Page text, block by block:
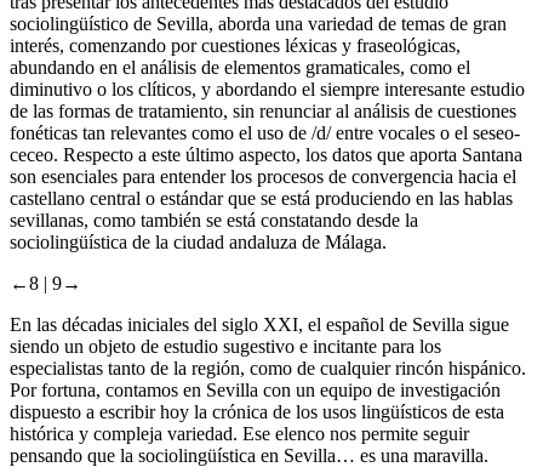
sociolingüístico de Sevilla, aborda una variedad de temas de gran
interés, comenzando por cuestiones léxicas y fraseológicas,
abundando en el análisis de elementos gramaticales, como el
diminutivo o los clíticos, y abordando el siempre interesante estudio
de las formas de tratamiento, sin renunciar al análisis de cuestiones
fonéticas tan relevantes como el uso de /d/ entre vocales o el seseo-
ceceo. Respecto a este último aspecto, los datos que aporta Santana
son esenciales para entender los procesos de convergencia hacia el
castellano central o estándar que se está produciendo en las hablas
sevillanas, como también se está constatando desde la
sociolingüística de la ciudad andaluza de Málaga.
←8 | 9→
En las décadas iniciales del siglo XXI, el español de Sevilla sigue
siendo un objeto de estudio sugestivo e incitante para los
especialistas tanto de la región, como de cualquier rincón hispánico.
Por fortuna, contamos en Sevilla con un equipo de investigación
dispuesto a escribir hoy la crónica de los usos lingüísticos de esta
histórica y compleja variedad. Ese elenco nos permite seguir
pensando que la sociolingüística en Sevilla… es una maravilla.